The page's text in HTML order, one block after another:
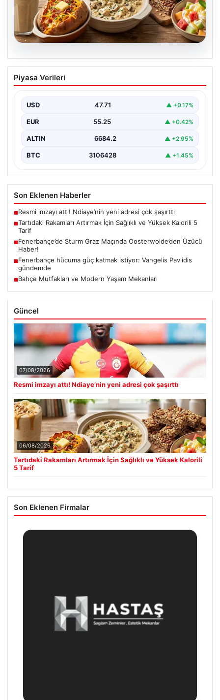
06.08.2026
Tartıdaki Rakamları Artırmak İçin
Sağlıklı ve Yüksek Kalorili 5 Tarif
rahatsızlık hissi yaratmadan, dengeli ve kalori
açısından…
Piyasa Verileri
USD 47.71 ▲ +0.17%
EUR 55.25 ▲ +0.42%
ALTIN 6684.2 ▲ +2.95%
BTC 3106428 ▲ +1.45%
Son Eklenen Haberler
■Resmi imzayı attı! Ndiaye’nin yeni adresi çok şaşırttı
■Tartıdaki Rakamları Artırmak İçin Sağlıklı ve Yüksek Kalorili 5
Tarif
■Fenerbahçe’de Sturm Graz Maçında Oosterwolde’den Üzücü
Haber!
■Fenerbahçe hücuma güç katmak istiyor: Vangelis Pavlidis
gündemde
■Bahçe Mutfakları ve Modern Yaşam Mekanları
Güncel
07/08/2026
Resmi imzayı attı! Ndiaye’nin yeni adresi çok şaşırttı
06/08/2026
Tartıdaki Rakamları Artırmak İçin Sağlıklı ve Yüksek Kalorili
5 Tarif
Son Eklenen Firmalar